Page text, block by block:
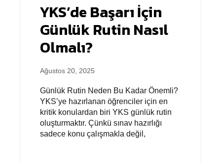
YKS’de Başarı İçin
Günlük Rutin Nasıl
Olmalı?
Ağustos 20, 2025
Günlük Rutin Neden Bu Kadar Önemli?
YKS’ye hazırlanan öğrenciler için en
kritik konulardan biri YKS günlük rutin
oluşturmaktır. Çünkü sınav hazırlığı
sadece konu çalışmakla değil,